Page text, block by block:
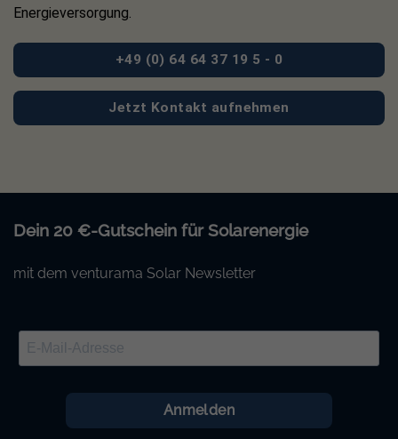
Energieversorgung.
+49 (0) 64 64 37 19 5 - 0
Jetzt Kontakt aufnehmen
Dein 20 €-Gutschein für Solarenergie
mit dem venturama Solar Newsletter
Anmelden